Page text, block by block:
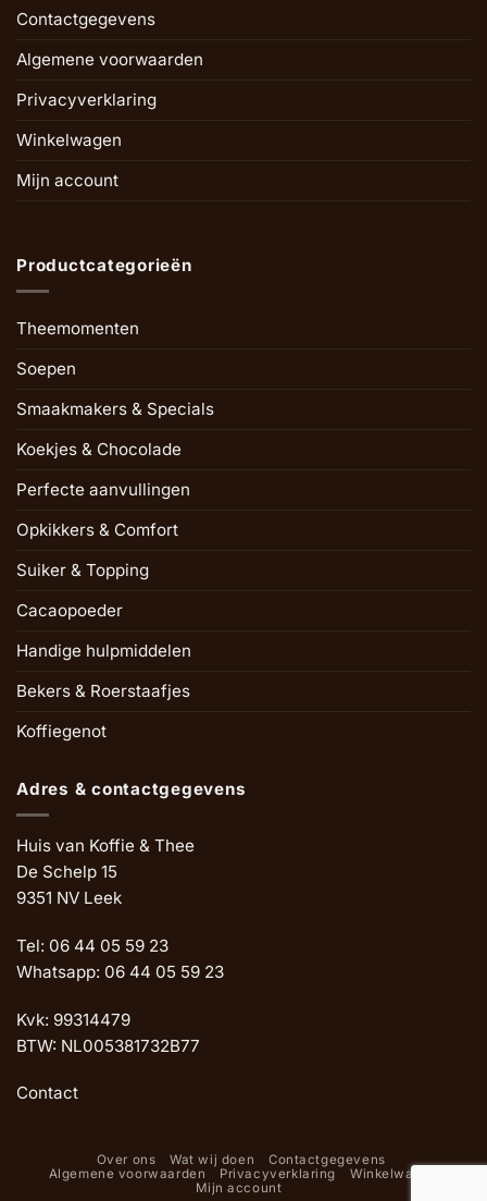
Contactgegevens
Algemene voorwaarden
Privacyverklaring
Winkelwagen
Mijn account
Productcategorieën
Theemomenten
Soepen
Smaakmakers & Specials
Koekjes & Chocolade
Perfecte aanvullingen
Opkikkers & Comfort
Suiker & Topping
Cacaopoeder
Handige hulpmiddelen
Bekers & Roerstaafjes
Koffiegenot
Adres & contactgegevens
Huis van Koffie & Thee
De Schelp 15
9351 NV Leek
Tel: 06 44 05 59 23
Whatsapp: 06 44 05 59 23
Kvk: 99314479
BTW: NL005381732B77
Contact
Over ons Wat wij doen
Contactgegevens
Algemene voorwaarden
Privacyverklaring
Winkelwagen
Mijn account